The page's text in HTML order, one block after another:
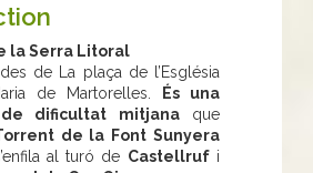
la Serra Litoral
de La plaça de l’Església
de Martorelles.
És una
dificultat mitjanaque
de la Font Sunyera
al turó de Castellrufi